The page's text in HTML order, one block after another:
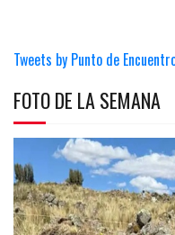
Tweets by Punto de
FOTO DE LA SEMANA